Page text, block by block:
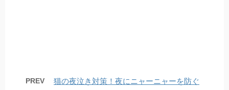
PREV
猫の夜泣き対策！夜にニャーニャーを防ぐ